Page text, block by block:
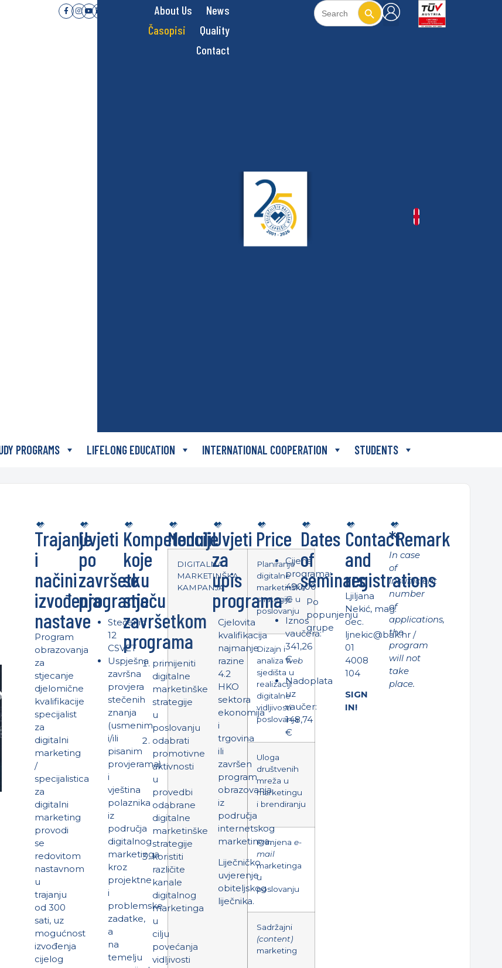
About Us
News
Časopisi
Quality
Contact
Search
for:
Search Button
PROGRAMS LIFELONG EDUCATION INTERNATIONAL COOPERATION STUDENTS
Trajanje
i
načini
izvođenja
nastave
Program
obrazovanja
za
stjecanje
djelomične
kvalifikacije
specijalist
za
digitalni
marketing
/
specijalistica
za
digitalni
marketing
provodi
se
redovitom
nastavnom
u
trajanju
od 300
sati, uz
mogućnost
izvođenja
cijelog
Uvjeti
po
završetku
programa
Stečenih
12
CSVET
Uspješna
završna
provjera
stečenih
znanja
(usmenim
i/ili
pisanim
provjerama)
i
vještina
polaznika
iz
područja
digitalnog
marketinga
kroz
projektne
i
problemske
zadatke,
a
na
temelju
Kompetencije
koje
se
stječu
završetkom
programa
primijeniti
digitalne
marketinške
strategije
u
poslovanju
odabrati
promotivne
aktivnosti
u
provedbi
odabrane
digitalne
marketinške
strategije
koristiti
različite
kanale
digitalnog
marketinga
u
cilju
povećanja
vidljivosti
Moduli
DIGITALNA
MARKETINŠKA
KAMPANJA
Planiranje
digitalne
marketinške
strategije u
poslovanju
Dizajn i
analizaweb
sjedišta u
realizaciji
digitalne
vidljivosti
poslovanja
Uloga
društvenih
mreža u
marketingu
i brendiranju
Primjena e-
mail
marketinga
u
poslovanju
Sadržajni
(content)
marketing
Uvjeti
za
upis
programa
Cjelovita
kvalifikacija
najmanje
razine
4.2
HKO
sektora
ekonomija
i
trgovina
ili
završen
program
obrazovanja
iz
područja
internetskog
marketinga.
Liječničko
uvjerenje
obiteljskog
liječnika.
Price
Cijena
programa:
490,00
€
Iznos
vaučera:
341,26
€
Nadoplata
uz
vaučer:
148,74
€
Dates
of
seminars
Po
popunjenju
grupe
Contact
and
registrations
Ljiljana
Nekić, mag.
oec.
ljnekic@bak.hr/
01
4008
104
SIGN
IN!
*Remark
In case
of
insufficient
number
of
applications,
the
program
will not
take
place.